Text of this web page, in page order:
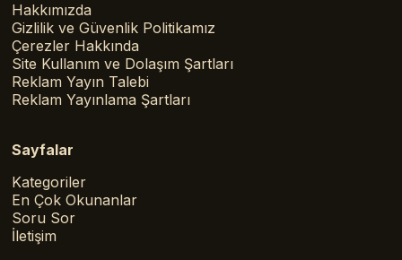
Hakkımızda
Gizlilik ve Güvenlik Politikamız
Çerezler Hakkında
Site Kullanım ve Dolaşım Şartları
Reklam Yayın Talebi
Reklam Yayınlama Şartları
Sayfalar
Kategoriler
En Çok Okunanlar
Soru Sor
İletişim